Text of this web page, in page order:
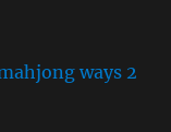
ways 2